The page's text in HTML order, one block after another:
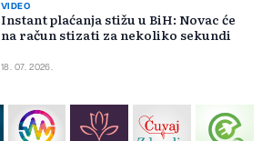
VIDEO
Instant plaćanja stižu u BiH: Novac će
na račun stizati za nekoliko sekundi
18. 07. 2026.